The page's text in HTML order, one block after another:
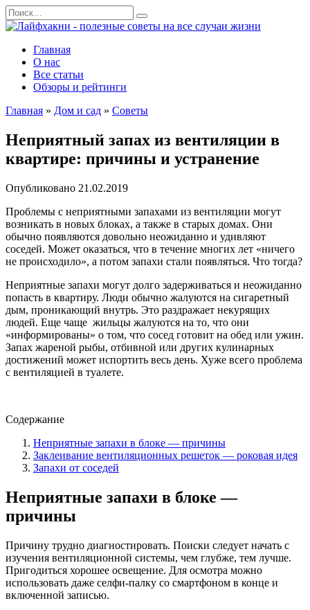
Перейти
к
содержанию
Search
for:
Главная
О нас
Все статьи
Обзоры и рейтинги
Главная » Дом и сад » Советы
Неприятный запах из вентиляции в
квартире: причины и устранение
Опубликовано 21.02.2019
Проблемы с неприятными запахами из вентиляции могут
возникать в новых блоках, а также в старых домах. Они
обычно появляются довольно неожиданно и удивляют
соседей. Может оказаться, что в течение многих лет «ничего
не происходило», а потом запахи стали появляться. Что тогда?
Неприятные запахи могут долго задерживаться и неожиданно
попасть в квартиру. Люди обычно жалуются на сигаретный
дым, проникающий внутрь. Это раздражает некурящих
людей. Еще чаще жильцы жалуются на то, что они
«информированы» о том, что сосед готовит на обед или ужин.
Запах жареной рыбы, отбивной или других кулинарных
достижений может испортить весь день. Хуже всего проблема
с вентиляцией в туалете.
Содержание
Неприятные запахи в блоке — причины
Заклеивание вентиляционных решеток — роковая идея
Запахи от соседей
Неприятные запахи в блоке —
причины
Причину трудно диагностировать. Поиски следует начать с
изучения вентиляционной системы, чем глубже, тем лучше.
Пригодиться хорошее освещение. Для осмотра можно
использовать даже селфи-палку со смартфоном в конце и
включенной записью.